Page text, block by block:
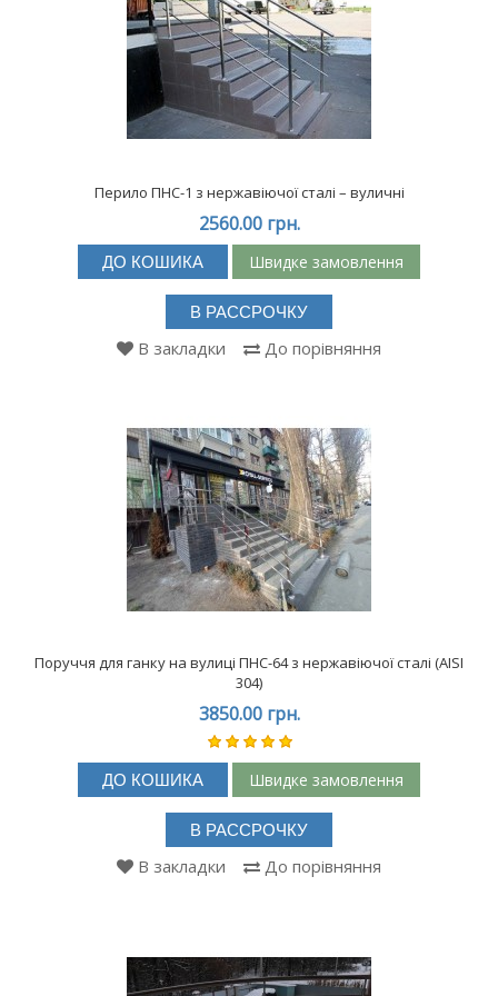
відмінної якості служить справжнім зразком надійності, практичності
та безпеки в кожній деталі.
До замовлення доступні вуличні, офісні та інші вироби з нержавіючої
вхідні групи,
поручні;
огорожі для балконів та сходів тощо.
Також споживачів гарантовано порадує не тільки великий вибір, але й
Перило ПНС-1 з нержавіючої сталі – вуличні
2560.00 грн.
ДО КОШИКА Швидке замовлення
В РАССРОЧКУ
В закладки До порівняння
Поруччя для ганку на вулиці ПНС-64 з нержавіючої сталі (АISI
304)
3850.00 грн.
ДО КОШИКА Швидке замовлення
В РАССРОЧКУ
В закладки До порівняння